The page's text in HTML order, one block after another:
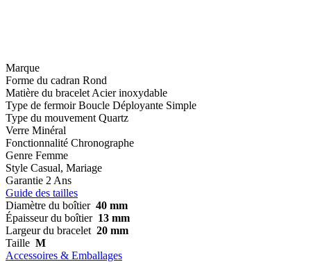
Marque
Forme du cadran Rond
Matière du bracelet Acier inoxydable
Type de fermoir Boucle Déployante Simple
Type du mouvement Quartz
Verre Minéral
Fonctionnalité Chronographe
Genre Femme
Style Casual, Mariage
Garantie 2 Ans
Guide des tailles
Diamètre du boîtier 40 mm
Épaisseur du boîtier 13 mm
Largeur du bracelet 20 mm
Taille M
Accessoires & Emballages